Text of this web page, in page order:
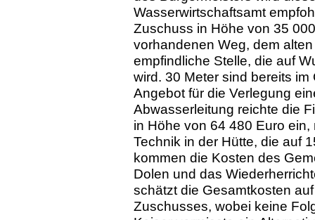
Wasserwirtschaftsamt
Zuschuss in Höhe von 35
vorhandenen Weg, dem
empfindliche Stelle, die auf
wird. 30 Meter sind bereits
Angebot für die Verlegung
Abwasserleitung reichte die
in Höhe von 64 480 Euro
Technik in der Hütte, die auf
kommen die Kosten des
Dolen und das
schätzt die Gesamtkosten
Zuschusses, wobei keine